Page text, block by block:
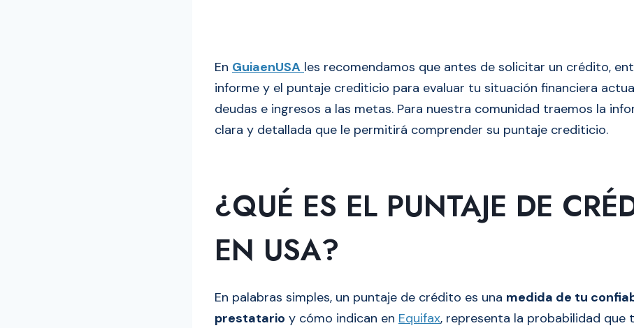
En GuiaenUSA les recomendamos que antes de solicitar un crédito,
informe y el puntaje crediticio para evaluar tu situación financiera
deudas e ingresos a las metas. Para nuestra comunidad traemos la
clara y detallada que le permitirá comprender su puntaje crediticio.
¿QUÉ ES EL PUNTAJE DE
EN USA?
En palabras simples, un puntaje de crédito es una medida de tu
prestatario y cómo indican en Equifax, representa la probabilidad que